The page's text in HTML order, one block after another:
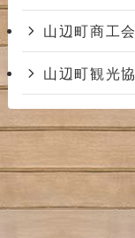
山辺町商工会
山辺町観光